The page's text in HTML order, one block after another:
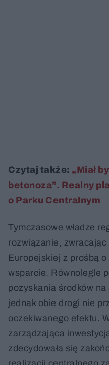
Czytaj także: „Miał
betonoza”. Realny
o Parku Centralnym
Tymczasowe władze
rozwiązanie,
Europejskiej z prośbą o
wsparcie. Równolegle
pozyskania środków
jednak obie drogi nie
oczekiwanego efektu.
zarządzająca
zdecydowała się